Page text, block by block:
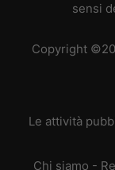
sensi
Copyright
Le attività
Chi siamo -